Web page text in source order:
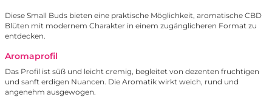
Diese Small Buds bieten eine praktische Möglichkeit, aromatische CBD
Blüten mit modernem Charakter in einem zugänglicheren Format zu
entdecken.
Aromaprofil
Das Profil ist süß und leicht cremig, begleitet von dezenten fruchtigen
und sanft erdigen Nuancen. Die Aromatik wirkt weich, rund und
angenehm ausgewogen.